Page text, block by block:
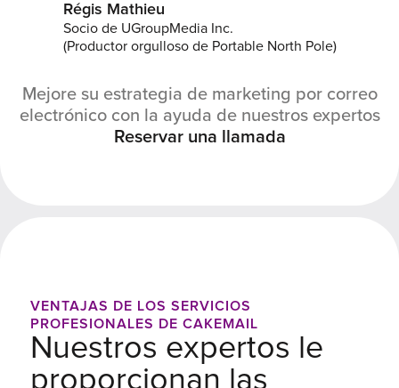
Régis Mathieu
Socio de UGroupMedia Inc.
(Productor orgulloso de Portable North Pole)
Mejore su estrategia de marketing por correo
electrónico con la ayuda de nuestros expertos
Reservar una llamada
VENTAJAS DE LOS SERVICIOS
PROFESIONALES DE CAKEMAIL
Nuestros expertos le
proporcionan las